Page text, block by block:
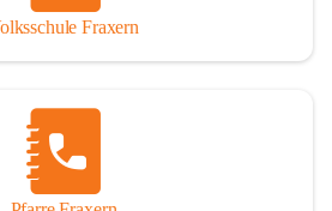
Fraxern